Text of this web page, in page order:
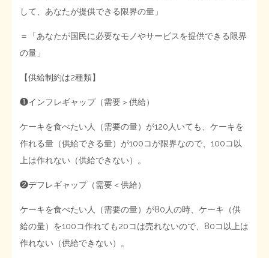
用語集
して、あなたが提供できる限界の量」
＝「あなたが国民に必要なモノやサービスを提供できる限界
の量」
【供給制約は2種類】
❶インフレギャップ（需要＞供給）
ケーキを食べたい人（需要の量）が120人いても、ケーキを
作れる量（供給できる量）が100コが限界なので、100コ以
上は作れない（供給できない）。
❷デフレギャップ（需要＜供給）
ケーキを食べたい人（需要の量）が80人の時、ケーキ（供
給の量）を100コ作れても20コは売れないので、80コ以上は
作れない（供給できない）。